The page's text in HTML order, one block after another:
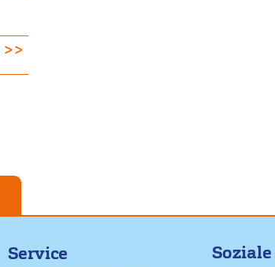
>>
Service